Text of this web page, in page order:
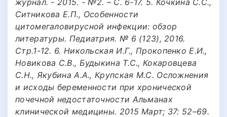
Ситникова Е.П., Особенности
цитомегаловирусной инфекции: обзор
литературы. Педиатрия. № 6 (123), 2016.
Стр.1-12. 6. Никольская И.Г., Прокопенко Е.И.,
Новикова С.В., Будыкина Т.С., Кокаровцева
С.Н., Якубина А.А., Крупская М.С. Осложнения
и исходы беременности при хронической
почечной недостаточности Альманах
клинической медицины. 2015 Март; 37: 52–69.